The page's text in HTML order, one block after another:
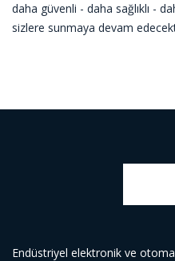
daha güvenli - daha sağlıklı -
sizlere sunmaya devam
Endüstriyel elektronik ve